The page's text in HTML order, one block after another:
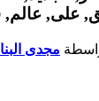
مجدى البنا